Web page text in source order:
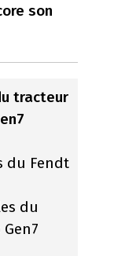
son
tracteur
du Fendt
du